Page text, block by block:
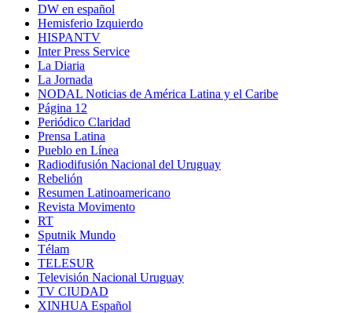
DW en español
Hemisferio Izquierdo
HISPANTV
Inter Press Service
La Diaria
La Jornada
NODAL Noticias de América Latina y el Caribe
Página 12
Periódico Claridad
Prensa Latina
Pueblo en Línea
Radiodifusión Nacional del Uruguay
Rebelión
Resumen Latinoamericano
Revista Movimento
RT
Sputnik Mundo
Télam
TELESUR
Televisión Nacional Uruguay
TV CIUDAD
XINHUA Español